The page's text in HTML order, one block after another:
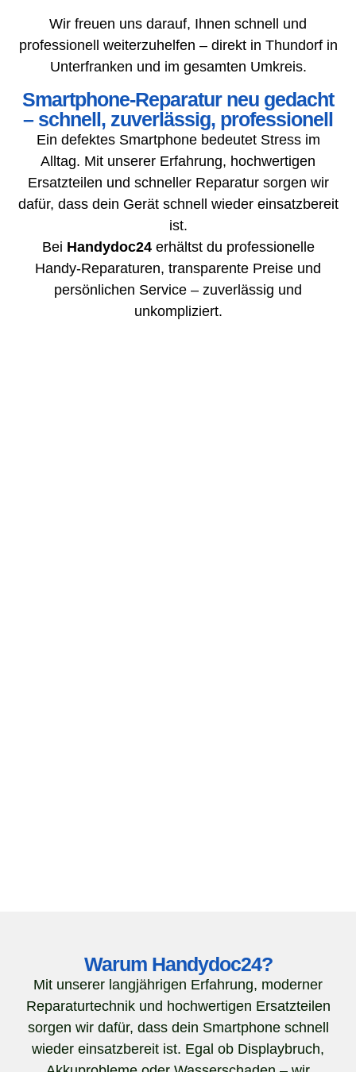
Wir freuen uns darauf, Ihnen schnell und
professionell weiterzuhelfen – direkt in Thundorf in
Unterfranken und im gesamten Umkreis.
Smartphone-Reparatur neu gedacht
– schnell, zuverlässig, professionell
Ein defektes Smartphone bedeutet Stress im
Alltag. Mit unserer Erfahrung, hochwertigen
Ersatzteilen und schneller Reparatur sorgen wir
dafür, dass dein Gerät schnell wieder einsatzbereit
ist.
Bei Handydoc24erhältst du professionelle
Handy-Reparaturen, transparente Preise und
persönlichen Service – zuverlässig und
unkompliziert.
Warum Handydoc24?
Mit unserer langjährigen Erfahrung, moderner
Reparaturtechnik und hochwertigen Ersatzteilen
sorgen wir dafür, dass dein Smartphone schnell
wieder einsatzbereit ist. Egal ob Displaybruch,